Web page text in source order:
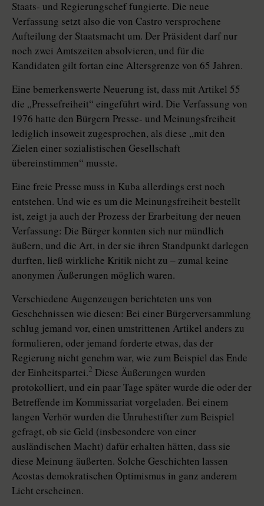
Staats- und Regierungschef fungierte. Die neue
Verfassung setzt also die von Castro versprochene
Aufteilung der Staatsmacht um. Der Präsident darf nur
noch zwei Amtszeiten absolvieren, und für die
Kandidaten gilt fortan eine Altersgrenze von 65 Jahren.
Eine bemerkenswerte Neuerung ist, dass mit Artikel 55
die „Pressefreiheit“ eingeführt wird. Die Verfassung von
1976 hatte den Bürgern Presse- und Meinungsfreiheit
lediglich insoweit zugesprochen, als diese „mit den
Zielen einer sozialistischen Gesellschaft
übereinstimmen“ musste.
Eine freie Presse muss in Kuba allerdings erst noch
entstehen. Und wie es um die Meinungsfreiheit bestellt
ist, zeigt ja auch der Prozess der Erarbeitung der neuen
Verfassung: Die Bürger konnten sich nur mündlich
äußern, und die Art, in der sie ihren Standpunkt darlegen
durften, ließ wirkliche Kritik nicht zu – zumal keine
anonymen Äußerungen möglich waren.
Verschiedene Augenzeugen berichteten uns von
Geschehnissen wie diesen: Bei einer Bürgerversammlung
schlug jemand vor, einen umstrittenen Artikel anders zu
formulieren, oder jemand forderte etwas, das der
Regierung nicht genehm war, wie zum Beispiel das Ende
der Einheitspartei.2 Diese Äußerungen wurden
protokolliert, und ein paar Tage später wurde die oder der
Betreffende im Kommissariat vorgeladen. Bei einem
langen Verhör wurden die Unruhestifter zum Beispiel
gefragt, ob sie Geld (insbesondere von einer
ausländischen Macht) dafür erhalten hätten, dass sie
diese Meinung äußerten. Solche Geschichten lassen
Acostas demokratischen Optimismus in ganz anderem
Licht erscheinen.